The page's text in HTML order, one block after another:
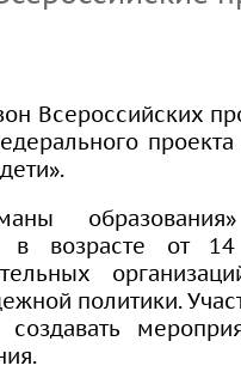
организации
сдачи
Информация о
предоставлении
академического
Общежитие
Тренировочное
тестирование
Всероссийских
образования»
в возрасте от 14
политики.
создавать